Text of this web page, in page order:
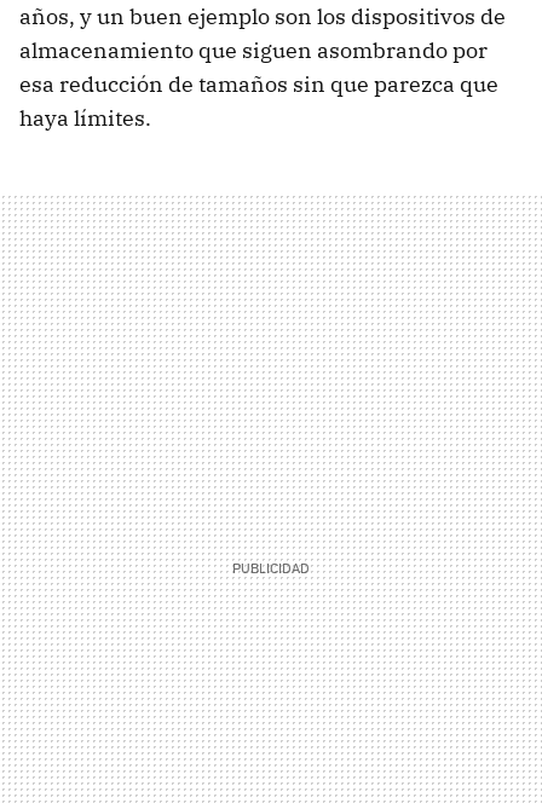
años, y un buen ejemplo son los dispositivos de
almacenamiento que siguen asombrando por
esa reducción de tamaños sin que parezca que
haya límites.